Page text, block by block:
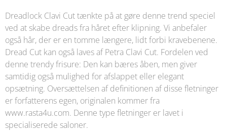
Dreadlock Clavi Cut tænkte på at gøre denne trend speciel
ved at skabe dreads fra håret efter klipning. Vi anbefaler
også hår, der er en tomme længere, lidt forbi kravebenene.
Dread Cut kan også laves af Petra Clavi Cut. Fordelen ved
denne trendy frisure: Den kan bæres åben, men giver
samtidig også mulighed for afslappet eller elegant
opsætning. Oversættelsen af ​​definitionen af ​​disse fletninger
er forfatterens egen, originalen kommer fra
www.rasta4u.com. Denne type fletninger er lavet i
specialiserede saloner.